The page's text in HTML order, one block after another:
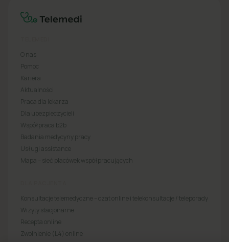
O nas
Pomoc
Kariera
Aktualności
Praca dla lekarza
Dla ubezpieczycieli
Współpraca b2b
Badania medycyny pracy
Usługi assistance
Mapa – sieć placówek współpracujących
Konsultacje telemedyczne – czat online i telekonsultacje / teleporady
Wizyty stacjonarne
Recepta online
Zwolnienie (L4) online